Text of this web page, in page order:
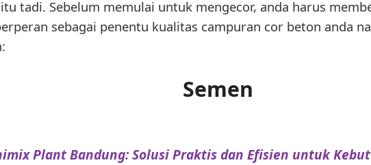
tadi. Sebelum memulai untuk mengecor, anda harus
sebagai penentu kualitas campuran cor beton anda
Semen
Plant Bandung: Solusi Praktis dan Efisien untuk